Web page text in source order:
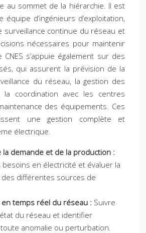
au sommet de la hiérarchie. Il est
d’ingénieurs d’exploitation,
surveillance continue du réseau et
nécessaires pour maintenir
s’appuie également sur des
qui assurent la prévision de la
du réseau, la gestion des
la coordination avec les centres
des équipements. Ces
une gestion complète et
électrique.
la demande et de la production :
besoins en électricité et évaluer la
différentes sources de
en temps réel du réseau : Suivre
du réseau et identifier
anomalie ou perturbation.